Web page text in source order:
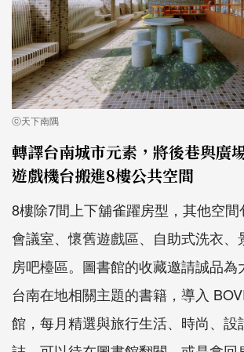
ⓒ天下南隅
轉譯台南城市元素，將後巷與廣
遊戲機台搬進8樓公共空間
8樓除7間上下舖雀躍房型，其他空間
會議室、懷舊遊戲區、自助式洗衣、
房吧檯區。圖書館的收藏邀請誠品為
台南在地相關主題的書籍，導入
館，每月精選與旅行生活、時尚、設